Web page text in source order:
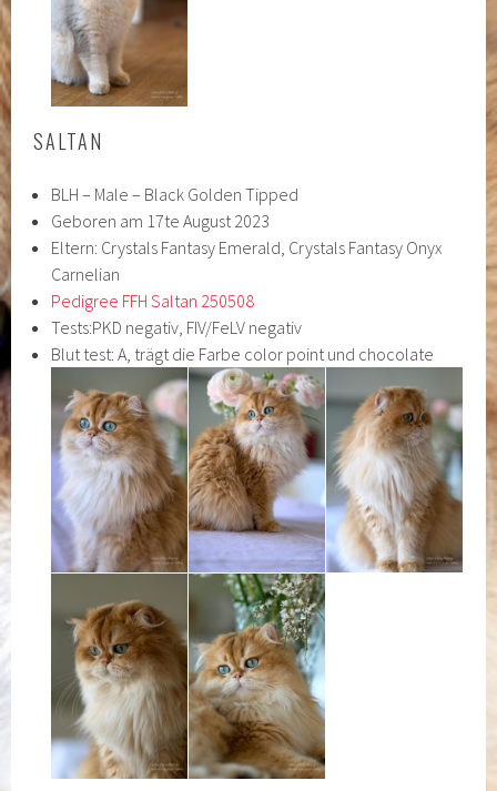
SALTAN
BLH – Male – Black Golden Tipped
Geboren am 17te August 2023
Eltern: Crystals Fantasy Emerald, Crystals Fantasy Onyx
Carnelian
Pedigree FFH Saltan 250508
Tests:PKD negativ, FIV/FeLV negativ
Blut test: A, trägt die Farbe color point und chocolate